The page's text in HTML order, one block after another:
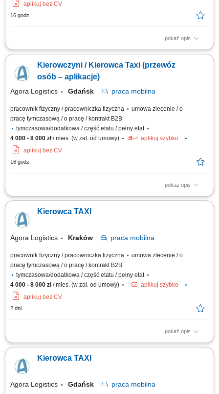
aplikuj bez CV
16 godz.
pokaż opis
Zakres obowiązków: Prowadzenie przewozów osób w Krakowie z
„zamiast taksometru”) Kontrola stanu technicznego auta przed
rozpoczęciem pracy, m.in.: oświetlenie, kierunkowskazy, sygnał
Kierowczyni / Kierowca Taxi (przewóz
osób – aplikacje)
Agora Logistics Gdańsk praca mobilna
pracownik fizyczny / pracowniczka fizyczna
umowa zlecenie / o
pracę tymczasową / o pracę / kontrakt B2B
tymczasowa/dodatkowa / część etatu / pełny etat
4 000 - 8 000 zł/ mies. (w zal. od umowy)
aplikuj szybko
aplikuj bez CV
16 godz.
pokaż opis
Zakres obowiązków: Prowadzenie przewozów osób w Krakowie z
„zamiast taksometru”) Kontrola stanu technicznego auta przed
rozpoczęciem pracy, m.in.: oświetlenie, kierunkowskazy, sygnał
Kierowca TAXI
Agora Logistics Kraków praca mobilna
pracownik fizyczny / pracowniczka fizyczna
umowa zlecenie / o
pracę tymczasową / o pracę / kontrakt B2B
tymczasowa/dodatkowa / część etatu / pełny etat
4 000 - 8 000 zł/ mies. (w zal. od umowy)
aplikuj szybko
aplikuj bez CV
2 dni
pokaż opis
Opis stanowiska: sprawdzanie stanu technicznego samochodu do
kierunkowskazów, oświetlenia zewnętrznego i wewnętrznego, hamulców,
stanu ogumienia,wyposażenia samochodu w trójkąt ostrzegawczy,
Kierowca TAXI
Agora Logistics Gdańsk praca mobilna